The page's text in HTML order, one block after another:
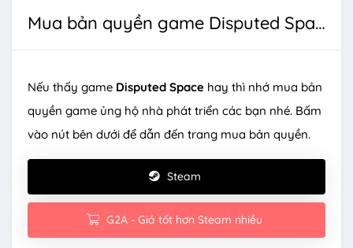
Mua bản quyền game Disputed Space
Nếu thấy game Disputed Space hay thì nhớ mua bản
quyền game ủng hộ nhà phát triển các bạn nhé. Bấm
vào nút bên dưới để dẫn đến trang mua bản quyền.
Steam
G2A - Giá tốt hơn Steam nhiều